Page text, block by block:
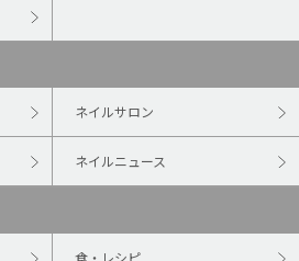
ネイルサロン
ネイルニュース
食・レシピ